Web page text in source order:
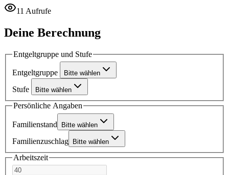
11 Aufrufe
Deine Berechnung
Entgeltgruppe und Stufe
Entgeltgruppe Bitte wählen
Stufe Bitte wählen
Persönliche Angaben
Familienstand Bitte wählen
Familienzuschlag Bitte wählen
Arbeitszeit